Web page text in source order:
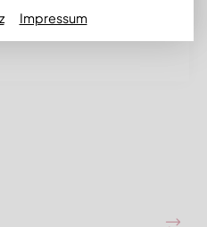
Impressum